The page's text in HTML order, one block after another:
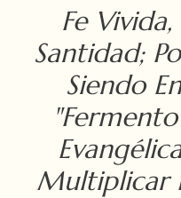
Fe
Santidad;
Siendo
Multiplicar